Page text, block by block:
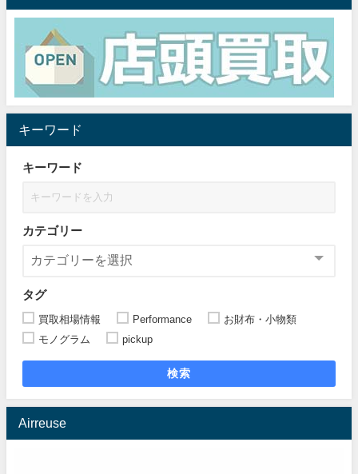
キーワード
キーワード
カテゴリー
タグ
買取相場情報 Performance
お財布・小物類
モノグラム
pickup
検索
Airreuse